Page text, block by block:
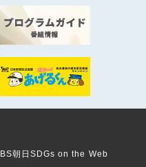
BS朝日SDGs on the Web